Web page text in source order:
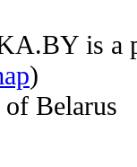
is a
)
Belarus